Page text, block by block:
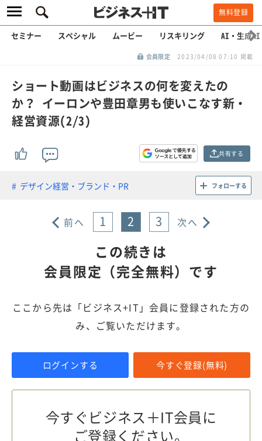
無料登録
セミナー スペシャル ムービー リスキリング AI・生成AI
会員限定 2023/04/08 07:10 掲載
ショート動画はビジネスの何を変えたの
か？ イーロンや豊田章男も使いこなす新・
経営資源(2/3)
共有する
デザイン経営・ブランド・PR フォローする
前へ 1 2 3 次へ
この続きは
会員限定（完全無料）です
ここから先は「ビジネス+IT」会員に登録された方の
み、ご覧いただけます。
ログインする 今すぐ登録(無料)
今すぐビジネス＋IT会員に
ご登録ください。